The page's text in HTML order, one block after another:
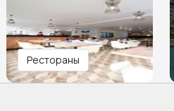
Рестораны